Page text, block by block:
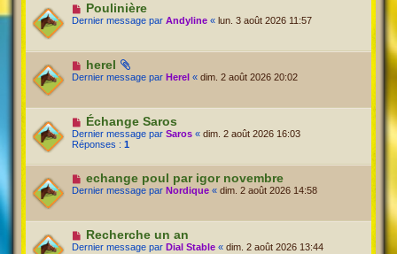
Poulinière
Dernier message par Andyline « lun. 3 août 2026 11:57
herel
Dernier message par Herel « dim. 2 août 2026 20:02
Échange Saros
Dernier message par Saros « dim. 2 août 2026 16:03
Réponses : 1
echange poul par igor novembre
Dernier message par Nordique « dim. 2 août 2026 14:58
Recherche un an
Dernier message par Dial Stable « dim. 2 août 2026 13:44